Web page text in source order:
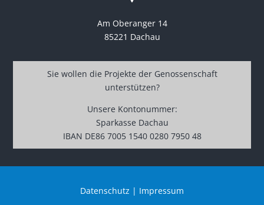
Am Oberanger 14
85221 Dachau
Sie wollen die Projekte der Genossenschaft
unterstützen?
Unsere Kontonummer:
Sparkasse Dachau
IBAN DE86 7005 1540 0280 7950 48
Datenschutz | Impressum